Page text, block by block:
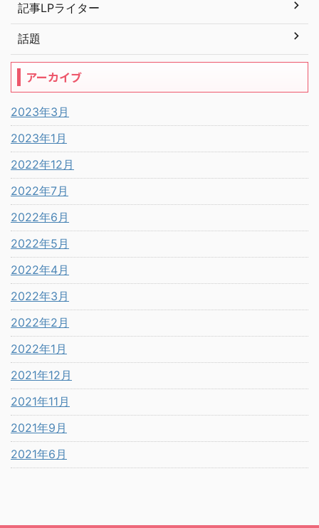
記事LPライター
話題
アーカイブ
2023年3月
2023年1月
2022年12月
2022年7月
2022年6月
2022年5月
2022年4月
2022年3月
2022年2月
2022年1月
2021年12月
2021年11月
2021年9月
2021年6月